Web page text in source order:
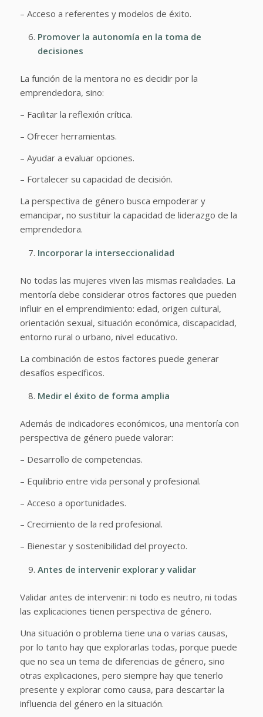
– Acceso a referentes y modelos de éxito.
Promover la autonomía en la toma de
decisiones
La función de la mentora no es decidir por la
emprendedora, sino:
– Facilitar la reflexión crítica.
– Ofrecer herramientas.
– Ayudar a evaluar opciones.
– Fortalecer su capacidad de decisión.
La perspectiva de género busca empoderar y
emancipar, no sustituir la capacidad de liderazgo de la
emprendedora.
Incorporar la interseccionalidad
No todas las mujeres viven las mismas realidades. La
mentoría debe considerar otros factores que pueden
influir en el emprendimiento: edad, origen cultural,
orientación sexual, situación económica, discapacidad,
entorno rural o urbano, nivel educativo.
La combinación de estos factores puede generar
desafíos específicos.
Medir el éxito de forma amplia
Además de indicadores económicos, una mentoría con
perspectiva de género puede valorar:
– Desarrollo de competencias.
– Equilibrio entre vida personal y profesional.
– Acceso a oportunidades.
– Crecimiento de la red profesional.
– Bienestar y sostenibilidad del proyecto.
Antes de intervenir explorar y validar
Validar antes de intervenir: ni todo es neutro, ni todas
las explicaciones tienen perspectiva de género.
Una situación o problema tiene una o varias causas,
por lo tanto hay que explorarlas todas, porque puede
que no sea un tema de diferencias de género, sino
otras explicaciones, pero siempre hay que tenerlo
presente y explorar como causa, para descartar la
influencia del género en la situación.